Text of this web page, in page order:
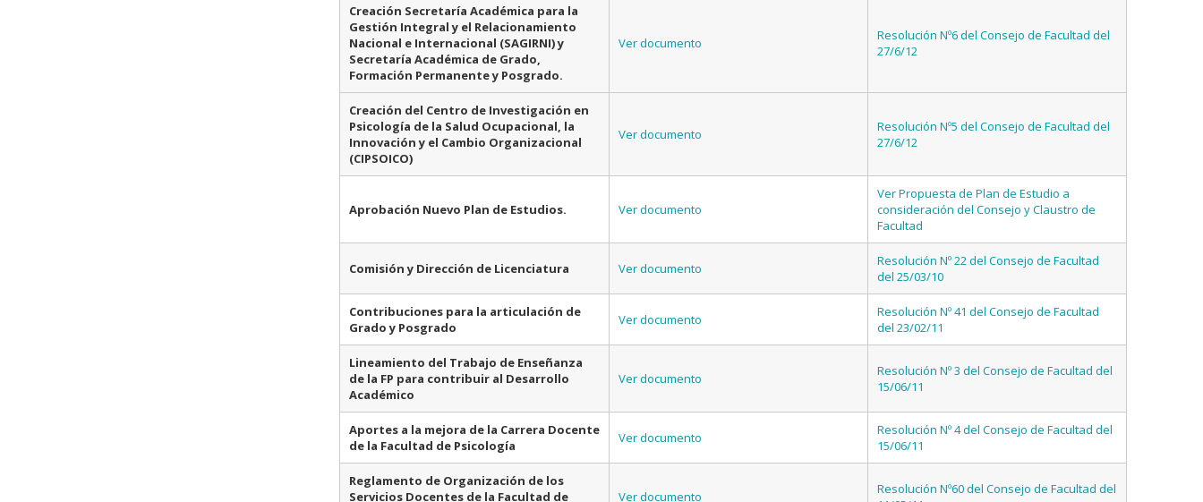
Creación Secretaría Académica para la
Gestión Integral y el Relacionamiento
Nacional e Internacional (SAGIRNI) y
Secretaría Académica de Grado,
Formación Permanente y Posgrado.
Ver documento
Resolución Nº6 del Consejo de Facultad del
27/6/12
Creación del Centro de Investigación en
Psicología de la Salud Ocupacional, la
Innovación y el Cambio Organizacional
(CIPSOICO)
Ver documento
Resolución Nº5 del Consejo de Facultad del
27/6/12
Aprobación Nuevo Plan de Estudios. Ver documento
Ver Propuesta de Plan de Estudio a
consideración del Consejo y Claustro de
Facultad
Comisión y Dirección de Licenciatura Ver documento
Resolución Nº 22 del Consejo de Facultad
del 25/03/10
Contribuciones para la articulación de
Grado y Posgrado
Ver documento
Resolución Nº 41 del Consejo de Facultad
del 23/02/11
Lineamiento del Trabajo de Enseñanza
de la FP para contribuir al Desarrollo
Académico
Ver documento
Resolución Nº 3 del Consejo de Facultad del
15/06/11
Aportes a la mejora de la Carrera Docente
de la Facultad de Psicología
Ver documento
Resolución Nº 4 del Consejo de Facultad del
15/06/11
Reglamento de Organización de los
Servicios Docentes de la Facultad de
Ver documento
Resolución Nº60 del Consejo de Facultad del